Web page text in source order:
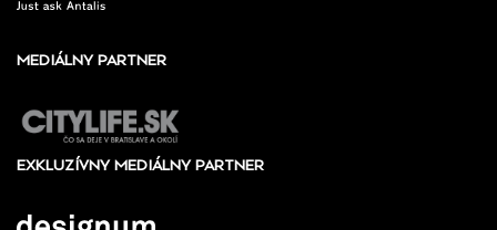
MEDIÁLNY PARTNER
EXKLUZÍVNY MEDIÁLNY PARTNER